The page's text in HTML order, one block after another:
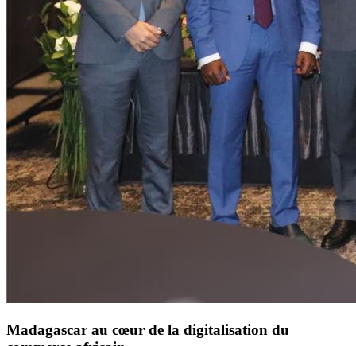
Madagascar au cœur de la digitalisation du